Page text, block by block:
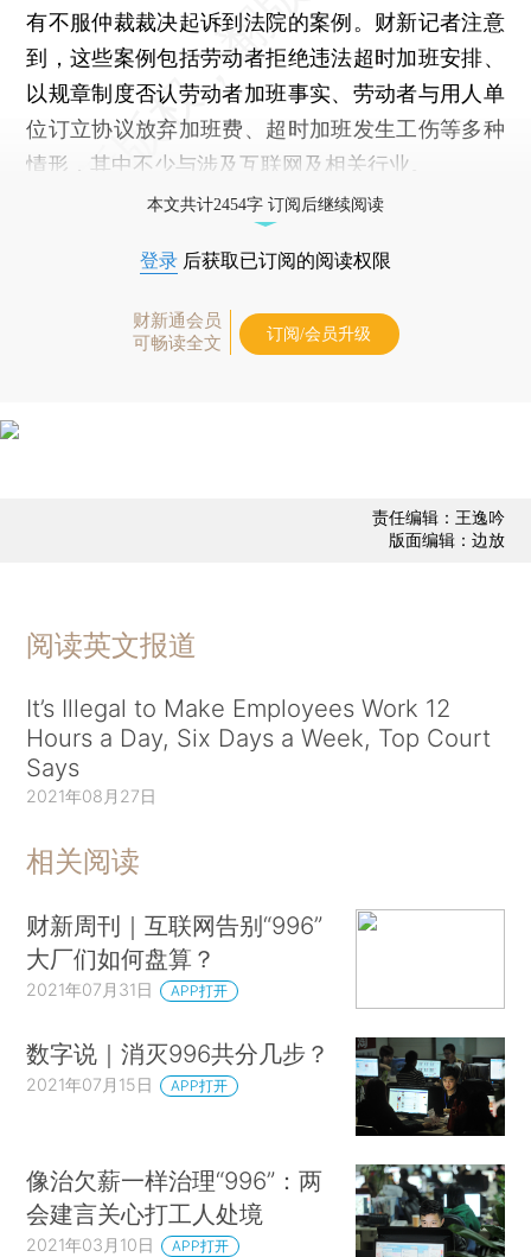
有不服仲裁裁决起诉到法院的案例。财新记者注意
到，这些案例包括劳动者拒绝违法超时加班安排、
以规章制度否认劳动者加班事实、劳动者与用人单
位订立协议放弃加班费、超时加班发生工伤等多种
情形，其中不少与涉及互联网及相关行业。
本文共计2454字 订阅后继续阅读
登录 后获取已订阅的阅读权限
财新通会员
可畅读全文
订阅/会员升级
责任编辑：王逸吟
版面编辑：边放
阅读英文报道
It’s Illegal to Make Employees Work 12
Hours a Day, Six Days a Week, Top Court
Says
2021年08月27日
相关阅读
财新周刊｜互联网告别“996”
大厂们如何盘算？
2021年07月31日 APP打开
数字说｜消灭996共分几步？
2021年07月15日 APP打开
像治欠薪一样治理“996”：两
会建言关心打工人处境
2021年03月10日 APP打开